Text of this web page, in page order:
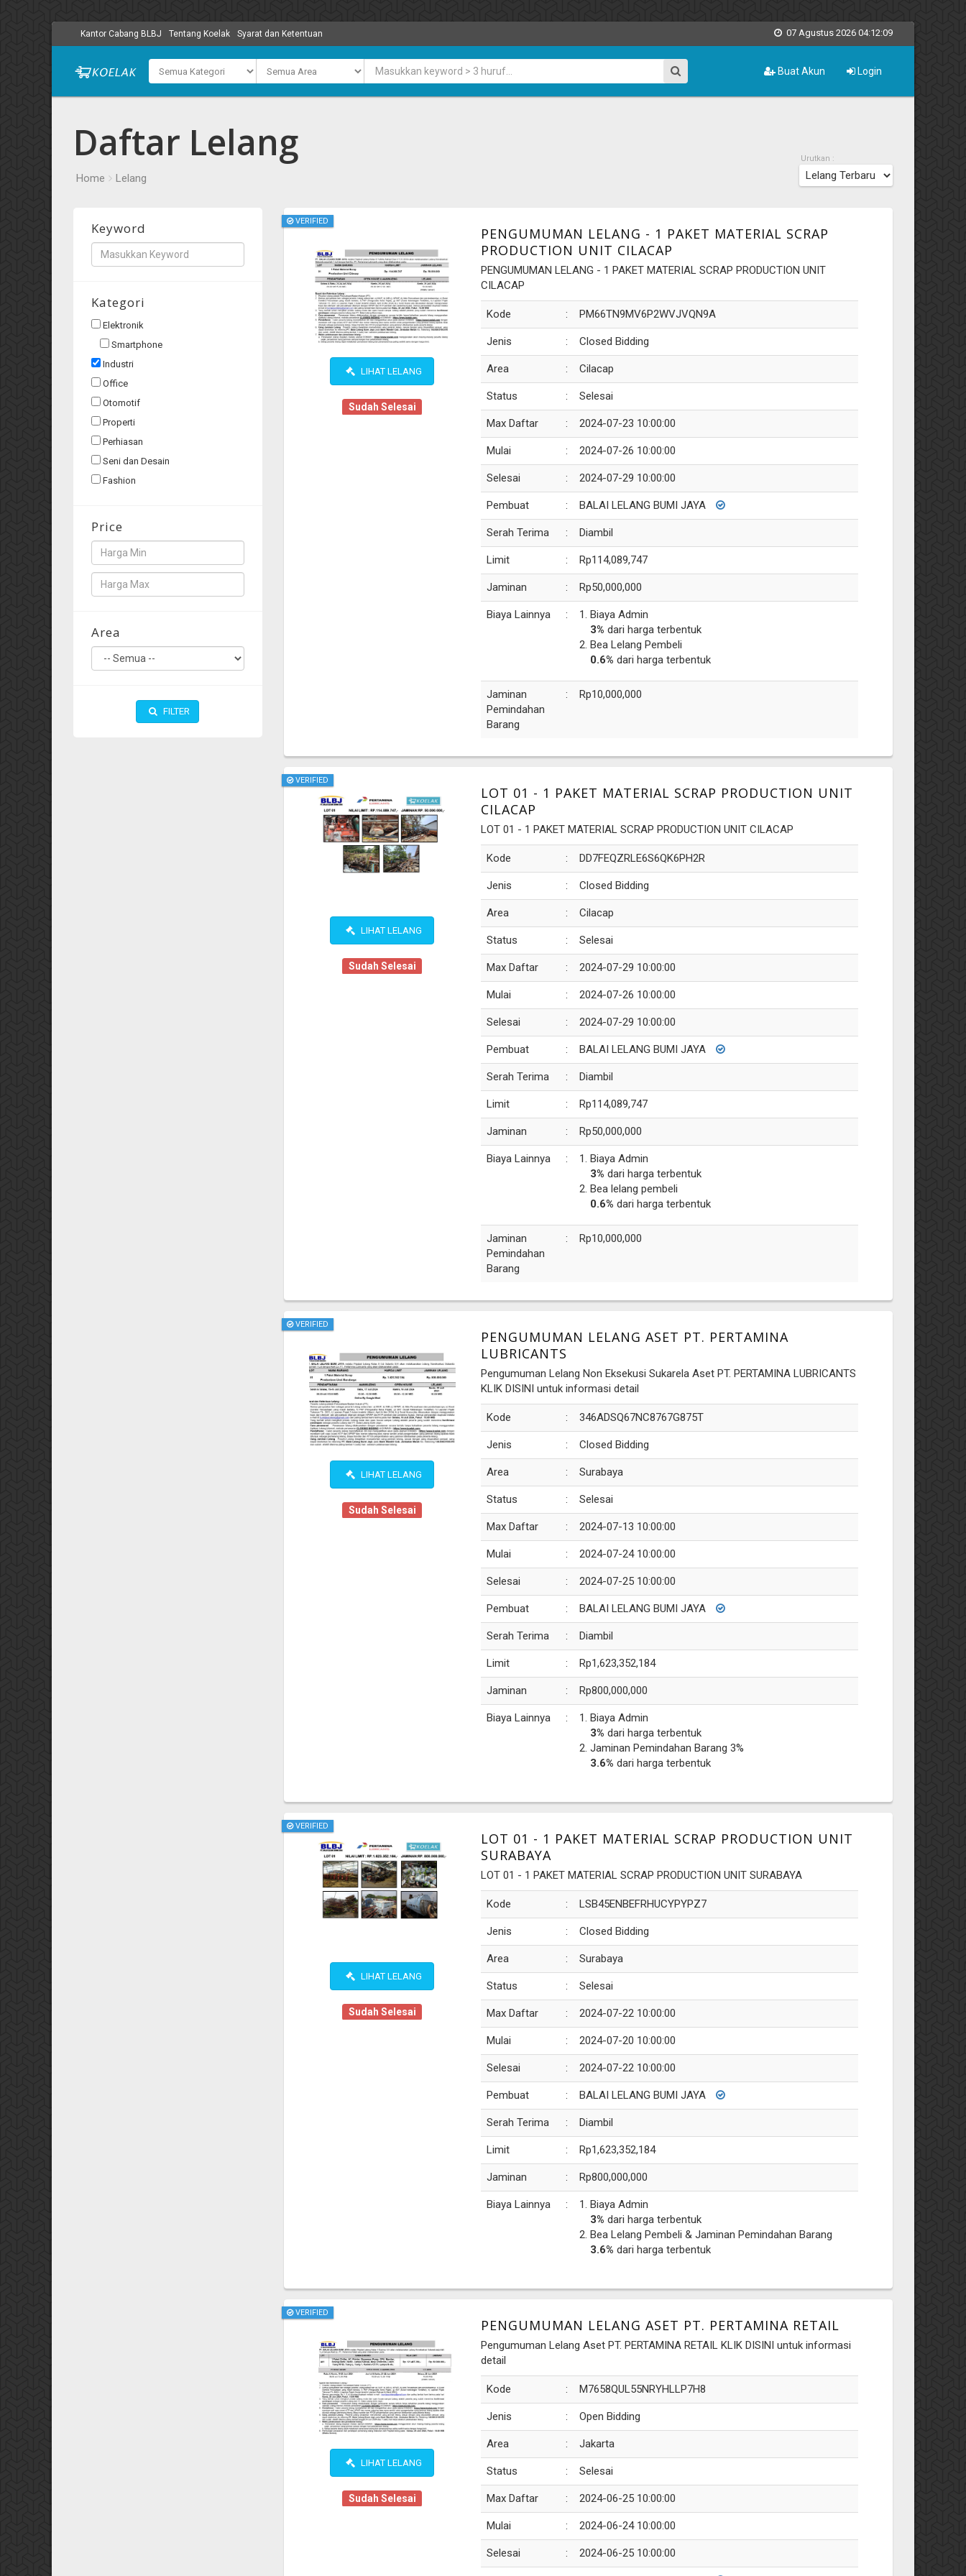
Kantor Cabang BLBJ Tentang Koelak Syarat dan Ketentuan 07 Agustus 2026 04:12:10
Buat Akun Login
Daftar Lelang
Home Lelang
Urutkan :
Keyword
Kategori
Elektronik
Smartphone
Industri
Office
Otomotif
Properti
Perhiasan
Seni dan Desain
Fashion
Price
Area
FILTER
VERIFIED
LIHAT LELANG
Sudah Selesai
PENGUMUMAN LELANG - 1 PAKET MATERIAL SCRAP
PRODUCTION UNIT CILACAP
PENGUMUMAN LELANG - 1 PAKET MATERIAL SCRAP PRODUCTION UNIT
CILACAP
Kode : PM66TN9MV6P2WVJVQN9A
Jenis : Closed Bidding
Area : Cilacap
Status : Selesai
Max Daftar : 2024-07-23 10:00:00
Mulai : 2024-07-26 10:00:00
Selesai : 2024-07-29 10:00:00
Pembuat : BALAI LELANG BUMI JAYA
Serah Terima : Diambil
Limit : Rp114,089,747
Jaminan : Rp50,000,000
Biaya Lainnya :
Biaya Admin
3% dari harga terbentuk
Bea Lelang Pembeli
0.6% dari harga terbentuk
Jaminan
Pemindahan
Barang
: Rp10,000,000
VERIFIED
LIHAT LELANG
Sudah Selesai
LOT 01 - 1 PAKET MATERIAL SCRAP PRODUCTION UNIT
CILACAP
LOT 01 - 1 PAKET MATERIAL SCRAP PRODUCTION UNIT CILACAP
Kode : DD7FEQZRLE6S6QK6PH2R
Jenis : Closed Bidding
Area : Cilacap
Status : Selesai
Max Daftar : 2024-07-29 10:00:00
Mulai : 2024-07-26 10:00:00
Selesai : 2024-07-29 10:00:00
Pembuat : BALAI LELANG BUMI JAYA
Serah Terima : Diambil
Limit : Rp114,089,747
Jaminan : Rp50,000,000
Biaya Lainnya :
Biaya Admin
3% dari harga terbentuk
Bea lelang pembeli
0.6% dari harga terbentuk
Jaminan
Pemindahan
Barang
: Rp10,000,000
VERIFIED
LIHAT LELANG
Sudah Selesai
PENGUMUMAN LELANG ASET PT. PERTAMINA
LUBRICANTS
Pengumuman Lelang Non Eksekusi Sukarela Aset PT. PERTAMINA LUBRICANTS
KLIK DISINI untuk informasi detail
Kode : 346ADSQ67NC8767G875T
Jenis : Closed Bidding
Area : Surabaya
Status : Selesai
Max Daftar : 2024-07-13 10:00:00
Mulai : 2024-07-24 10:00:00
Selesai : 2024-07-25 10:00:00
Pembuat : BALAI LELANG BUMI JAYA
Serah Terima : Diambil
Limit : Rp1,623,352,184
Jaminan : Rp800,000,000
Biaya Lainnya :
Biaya Admin
3% dari harga terbentuk
Jaminan Pemindahan Barang 3%
3.6% dari harga terbentuk
VERIFIED
LIHAT LELANG
Sudah Selesai
LOT 01 - 1 PAKET MATERIAL SCRAP PRODUCTION UNIT
SURABAYA
LOT 01 - 1 PAKET MATERIAL SCRAP PRODUCTION UNIT SURABAYA
Kode : LSB45ENBEFRHUCYPYPZ7
Jenis : Closed Bidding
Area : Surabaya
Status : Selesai
Max Daftar : 2024-07-22 10:00:00
Mulai : 2024-07-20 10:00:00
Selesai : 2024-07-22 10:00:00
Pembuat : BALAI LELANG BUMI JAYA
Serah Terima : Diambil
Limit : Rp1,623,352,184
Jaminan : Rp800,000,000
Biaya Lainnya :
Biaya Admin
3% dari harga terbentuk
Bea Lelang Pembeli & Jaminan Pemindahan Barang
3.6% dari harga terbentuk
VERIFIED
LIHAT LELANG
Sudah Selesai
PENGUMUMAN LELANG ASET PT. PERTAMINA RETAIL
Pengumuman Lelang Aset PT. PERTAMINA RETAIL KLIK DISINI untuk informasi
detail
Kode : M7658QUL55NRYHLLP7H8
Jenis : Open Bidding
Area : Jakarta
Status : Selesai
Max Daftar : 2024-06-25 10:00:00
Mulai : 2024-06-24 10:00:00
Selesai : 2024-06-25 10:00:00